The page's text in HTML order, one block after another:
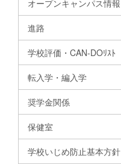
オープンキャンパス情報
進路
学校評価・CAN-DOﾘｽﾄ
転入学・編入学
奨学金関係
保健室
学校いじめ防止基本方針